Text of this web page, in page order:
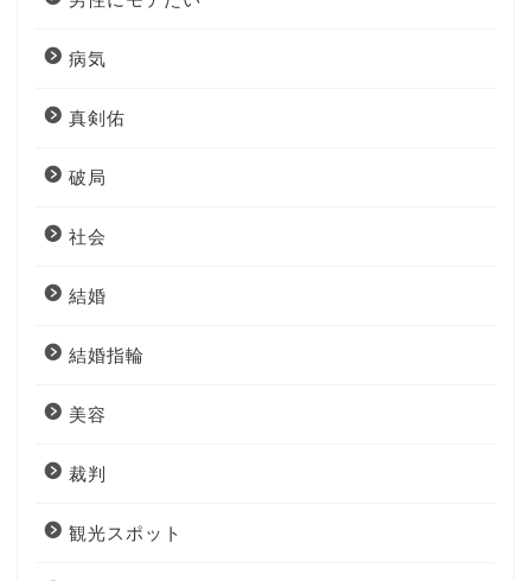
病気
真剣佑
破局
社会
結婚
結婚指輪
美容
裁判
観光スポット